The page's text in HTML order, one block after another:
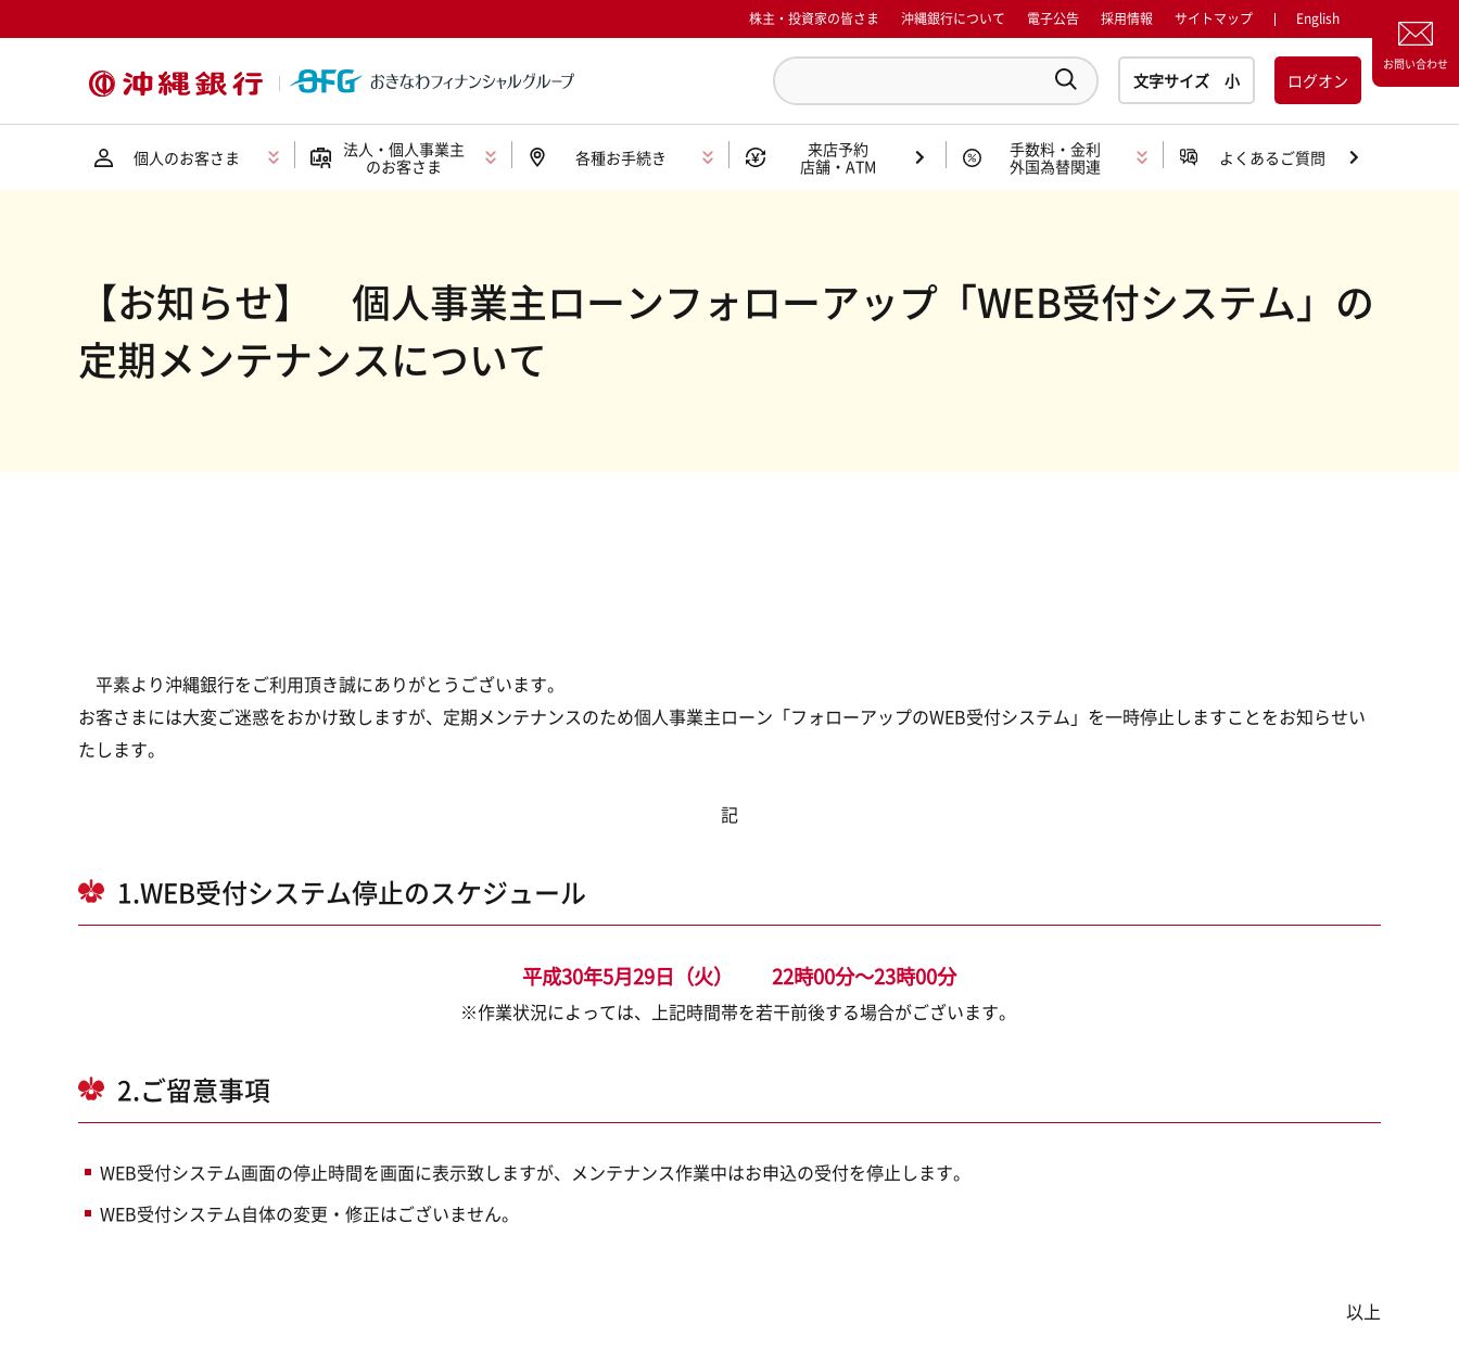
English
お問い合わせ
ログオン
個人のお客さま
法人・個人事業主
のお客さま
各種お手続き
来店予約
店舗・ATM
手数料・金利
外国為替関連
よくあるご質問
株主・投資家の皆さま 沖縄銀行について 電子公告 採用情報 サイトマップ
【お知らせ】 個人事業主ローンフォローアップ「WEB受付システム」の
定期メンテナンスについて
平素より沖縄銀行をご利用頂き誠にありがとうございます。
お客さまには大変ご迷惑をおかけ致しますが、定期メンテナンスのため個人事業主ローン「フォローアップのWEB受付システム」を一時停止しますことをお知らせい
たします。
記
1.WEB受付システム停止のスケジュール
平成30年5月29日（火） 22時00分～23時00分
※作業状況によっては、上記時間帯を若干前後する場合がございます。
2.ご留意事項
WEB受付システム画面の停止時間を画面に表示致しますが、メンテナンス作業中はお申込の受付を停止します。
WEB受付システム自体の変更・修正はございません。
以上